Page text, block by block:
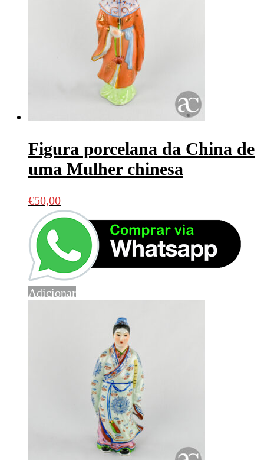
Figura porcelana da China de
uma Mulher chinesa
€50,00
Adicionar